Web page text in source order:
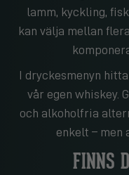
lamm, kyckling,
kan välja mellan
I dryckesmenyn
vår egen whiskey.
och alkoholfria
enkelt – men
FINNS